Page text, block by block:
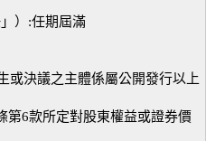
）:任期屆滿
或決議之主體係屬公開發行以上
第6款所定對股東權益或證券價